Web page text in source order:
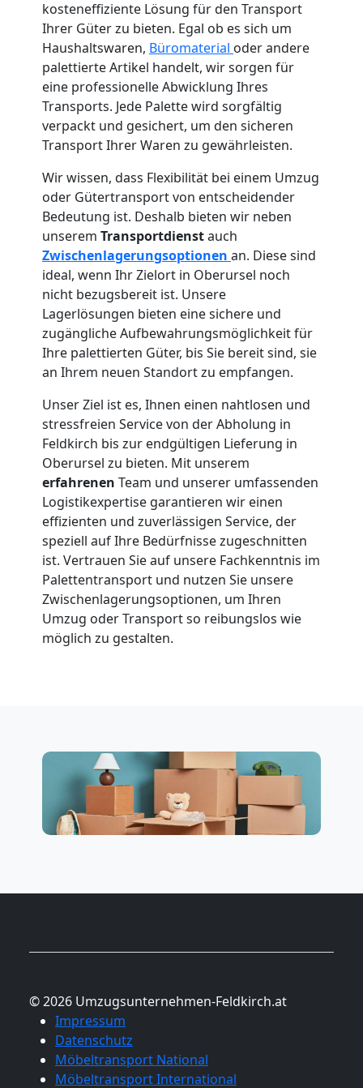
kosteneffiziente Lösung für den Transport
Ihrer Güter zu bieten. Egal ob es sich um
Haushaltswaren, Büromaterial oder andere
palettierte Artikel handelt, wir sorgen für
eine professionelle Abwicklung Ihres
Transports. Jede Palette wird sorgfältig
verpackt und gesichert, um den sicheren
Transport Ihrer Waren zu gewährleisten.
Wir wissen, dass Flexibilität bei einem Umzug
oder Gütertransport von entscheidender
Bedeutung ist. Deshalb bieten wir neben
unserem Transportdienstauch
Zwischenlagerungsoptionen an. Diese sind
ideal, wenn Ihr Zielort in Oberursel noch
nicht bezugsbereit ist. Unsere
Lagerlösungen bieten eine sichere und
zugängliche Aufbewahrungsmöglichkeit für
Ihre palettierten Güter, bis Sie bereit sind, sie
an Ihrem neuen Standort zu empfangen.
Unser Ziel ist es, Ihnen einen nahtlosen und
stressfreien Service von der Abholung in
Feldkirch bis zur endgültigen Lieferung in
Oberursel zu bieten. Mit unserem
erfahrenen Team und unserer umfassenden
Logistikexpertise garantieren wir einen
effizienten und zuverlässigen Service, der
speziell auf Ihre Bedürfnisse zugeschnitten
ist. Vertrauen Sie auf unsere Fachkenntnis im
Palettentransport und nutzen Sie unsere
Zwischenlagerungsoptionen, um Ihren
Umzug oder Transport so reibungslos wie
möglich zu gestalten.
© 2026 Umzugsunternehmen-Feldkirch.at
Impressum
Datenschutz
Möbeltransport National
Möbeltransport International